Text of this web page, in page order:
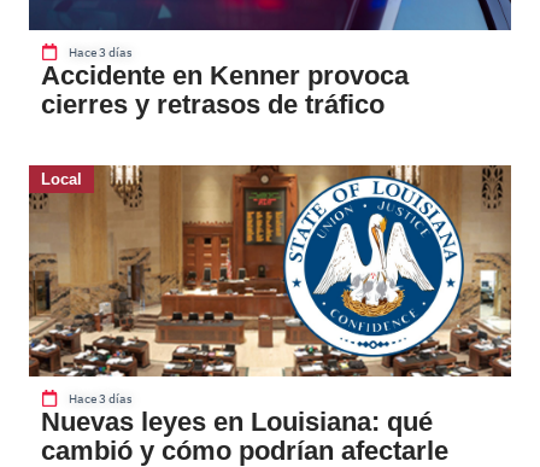
Hace 3 días
Accidente en Kenner provoca
cierres y retrasos de tráfico
Local
Hace 3 días
Nuevas leyes en Louisiana: qué
cambió y cómo podrían afectarle